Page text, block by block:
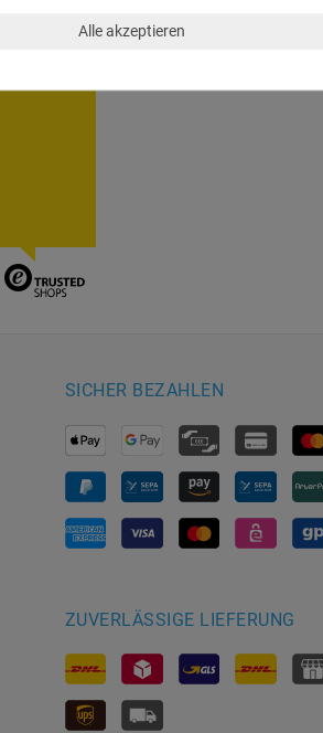
SICHER BEZAHLEN
ZUVERLÄSSIGE LIEFERUNG
Alle akzeptieren